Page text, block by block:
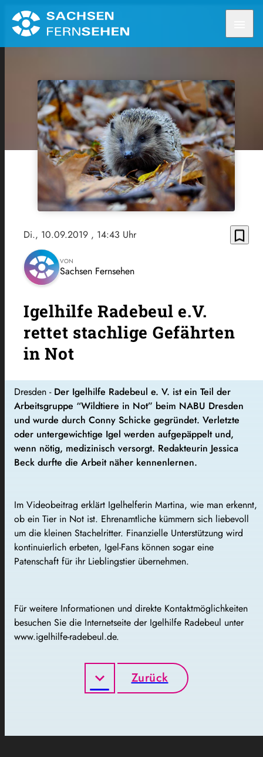
Di., 10.09.2019 , 14:43 Uhr bookmark_border
VON
Sachsen Fernsehen
Igelhilfe Radebeul e.V.
rettet stachlige Gefährten
in Not
Dresden - Der Igelhilfe Radebeul e. V. ist ein Teil der
Arbeitsgruppe “Wildtiere in Not” beim NABU Dresden
und wurde durch Conny Schicke gegründet. Verletzte
oder untergewichtige Igel werden aufgepäppelt und,
wenn nötig, medizinisch versorgt. Redakteurin Jessica
Beck durfte die Arbeit näher kennenlernen.
Im Videobeitrag erklärt Igelhelferin Martina, wie man erkennt,
ob ein Tier in Not ist. Ehrenamtliche kümmern sich liebevoll
um die kleinen Stachelritter. Finanzielle Unterstützung wird
kontinuierlich erbeten, Igel-Fans können sogar eine
Patenschaft für ihr Lieblingstier übernehmen.
Für weitere Informationen und direkte Kontaktmöglichkeiten
besuchen Sie die Internetseite der Igelhilfe Radebeul unter
www.igelhilfe-radebeul.de.
Zurück